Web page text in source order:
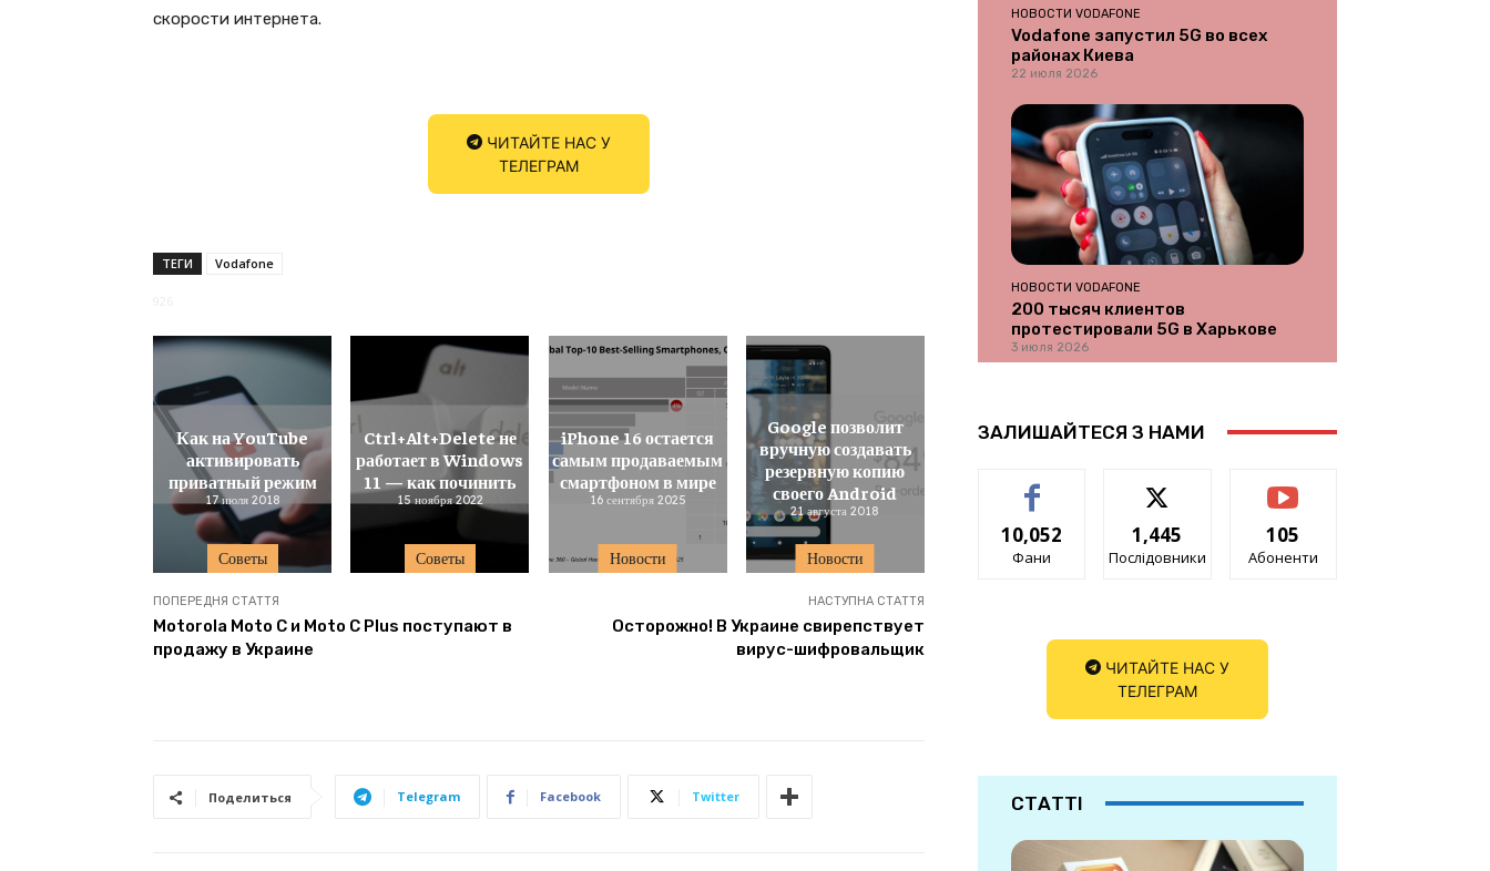
скорости интернета.
ЧИТАЙТЕ НАС У
ТЕЛЕГРАМ
ТЕГИ Vodafone
Советы
Как на YouTube
активировать
приватный режим
17 июля 2018
Советы
Ctrl+Alt+Delete не
работает в Windows
11 — как починить
15 ноября 2022
Новости
iPhone 16 остается
самым продаваемым
смартфоном в мире
16 сентября 2025
Новости
Google позволит
вручную создавать
резервную копию
своего Android
21 августа 2018
ПОПЕРЕДНЯ СТАТТЯ
Motorola Moto C и Moto С Plus поступают в
продажу в Украине
НАСТУПНА СТАТТЯ
Осторожно! В Украине свирепствует
вирус-шифровальщик
Поделиться Telegram Facebook Twitter
НОВОСТИ VODAFONE
Vodafone запустил 5G во всех
районах Киева
22 июля 2026
НОВОСТИ VODAFONE
200 тысяч клиентов
протестировали 5G в Харькове
3 июля 2026
ЗАЛИШАЙТЕСЯ З НАМИ
10,052
Фани
1,445
Послідовники
105
Абоненти
ЧИТАЙТЕ НАС У
ТЕЛЕГРАМ
СТАТТІ